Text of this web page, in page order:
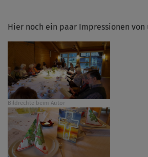
Hier noch ein paar Impressionen von
Bildrechte beim Autor